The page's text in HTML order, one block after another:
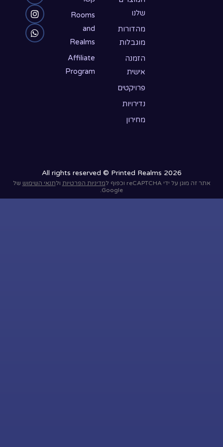
שלנו
מהדורות
מוגבלות
הזמנה
אישית
פרויקטים
נדירויות
מחירון
Rooms
and
Realms
Affiliate
Program
b
o
o
o
r
d
u
b
e
a
g
r
s
a
p
All rights reserved © Printed Realms 2026
אתר זה מוגן על ידי reCAPTCHA וכפוף ל מדיניות הפרטיות ולתנאי השימוש של
Google.